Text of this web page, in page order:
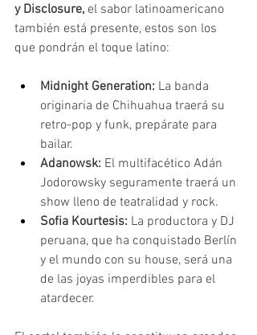
y Disclosure, el sabor latinoamericano
también está presente, estos son los
que pondrán el toque latino:
Midnight Generation: La banda
originaria de Chihuahua traerá su
retro-pop y funk, prepárate para
bailar.
Adanowsk: El multifacético Adán
Jodorowsky seguramente traerá un
show lleno de teatralidad y rock.
Sofia Kourtesis: La productora y DJ
peruana, que ha conquistado Berlín
y el mundo con su house, será una
de las joyas imperdibles para el
atardecer.